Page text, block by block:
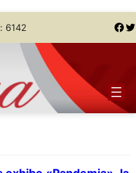
6142 Facebook Twitter